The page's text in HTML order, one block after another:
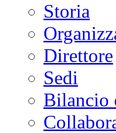
Storia
Direttore
Sedi
Bilancio